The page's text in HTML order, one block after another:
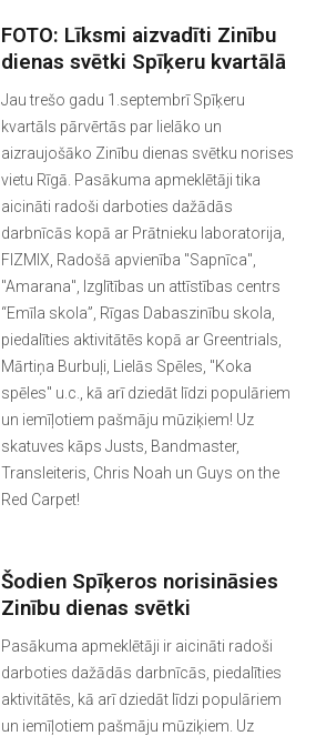
FOTO: Līksmi aizvadīti Zinību
dienas svētki Spīķeru kvartālā
Jau trešo gadu 1.septembrī Spīķeru
kvartāls pārvērtās par lielāko un
aizraujošāko Zinību dienas svētku norises
vietu Rīgā. Pasākuma apmeklētāji tika
aicināti radoši darboties dažādās
darbnīcās kopā ar Prātnieku laboratorija,
FIZMIX, Radošā apvienība "Sapnīca",
"Amarana", Izglītības un attīstības centrs
“Emīla skola”, Rīgas Dabaszinību skola,
piedalīties aktivitātēs kopā ar Greentrials,
Mārtiņa Burbuļi, Lielās Spēles, "Koka
spēles" u.c., kā arī dziedāt līdzi populāriem
un iemīļotiem pašmāju mūziķiem! Uz
skatuves kāps Justs, Bandmaster,
Transleiteris, Chris Noah un Guys on the
Red Carpet!
Šodien Spīķeros norisināsies
Zinību dienas svētki
Pasākuma apmeklētāji ir aicināti radoši
darboties dažādās darbnīcās, piedalīties
aktivitātēs, kā arī dziedāt līdzi populāriem
un iemīļotiem pašmāju mūziķiem. Uz